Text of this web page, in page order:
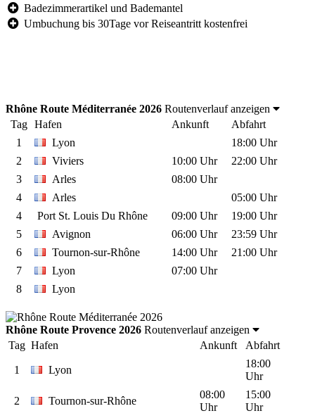
Badezimmerartikel und Bademantel
Umbuchung bis 30Tage vor Reiseantritt kostenfrei
Rhône Route Méditerranée 2026 Routenverlauf anzeigen
Tag
Hafen Ankunft
Abfahrt
1
Lyon
18:00 Uhr
2
Viviers 10:00 Uhr
22:00 Uhr
3
Arles
08:00 Uhr
4
Arles
05:00 Uhr
4
Port St. Louis Du Rhône 09:00 Uhr
19:00 Uhr
5
Avignon 06:00 Uhr
23:59 Uhr
6
Tournon-sur-Rhône 14:00 Uhr
21:00 Uhr
7
Lyon
07:00 Uhr
8
Lyon
Rhône Route Provence 2026 Routenverlauf anzeigen
Tag Hafen Ankunft Abfahrt
1 Lyon
18:00
Uhr
2 Tournon-sur-Rhône
08:00
Uhr
15:00
Uhr